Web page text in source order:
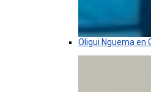
Oligui Nguema en